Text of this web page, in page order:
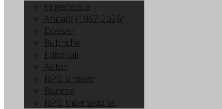
In generale
Annate (1967-2026)
Dossier
Rubriche
Editoriali
Autori
NPG Vintage
Risorse
NPG International